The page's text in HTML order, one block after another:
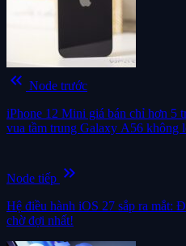
keyboard_double_arrow_left Node trước
iPhone 12 Mini giá bán chỉ hơn 5
vua tầm trung Galaxy A56 không
Node tiếp keyboard_double_arrow_right
Hệ điều hành iOS 27 sắp ra mắt:
chờ đợi nhất!